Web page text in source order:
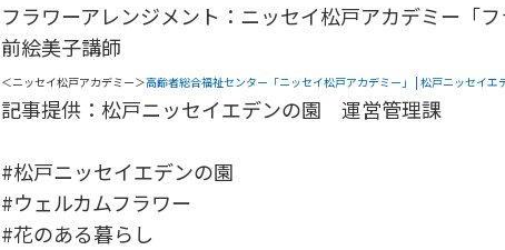
フラワーアレンジメント：ニッセイ松戸アカデミー「
前絵美子講師
＜ニッセイ松戸アカデミー＞高齢者総合福祉センター「ニッセイ松戸アカデミー」 | 松戸ニッセイエ
記事提供：松戸ニッセイエデンの園 運営管理課
#松戸ニッセイエデンの園
#ウェルカムフラワー
#花のある暮らし